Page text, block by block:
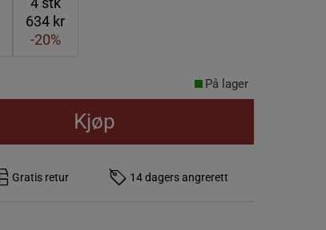
634 kr
-20%
På lager
Kjøp
Gratis retur 14 dagers angrerett